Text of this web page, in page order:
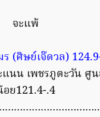
จะแพ้
(ศิษย์เจ๊ดวล)
นน เพชรภูตะวัน ศู
ย121.4-.4